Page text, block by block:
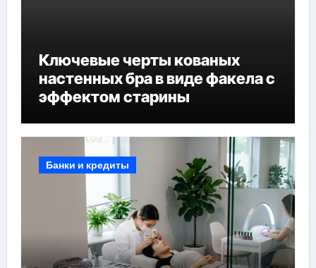
Ключевые черты кованых
настенных бра в виде факела с
эффектом старины
Банки и кредиты